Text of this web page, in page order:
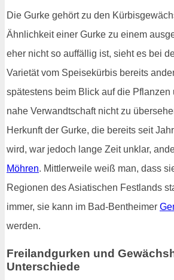
Die Gurke gehört zu den
Ähnlichkeit einer Gurke zu einem
eher nicht so auffällig ist, sieht es bei
Varietät vom Speisekürbis bereits
spätestens beim Blick auf die
nahe Verwandtschaft nicht zu
Herkunft der Gurke, die bereits seit
wird, war jedoch lange Zeit unklar,
Möhren. Mittlerweile weiß man, dass
Regionen des Asiatischen Festlands
immer, sie kann im Bad-Bentheimer
werden.
Freilandgurken und
Unterschiede